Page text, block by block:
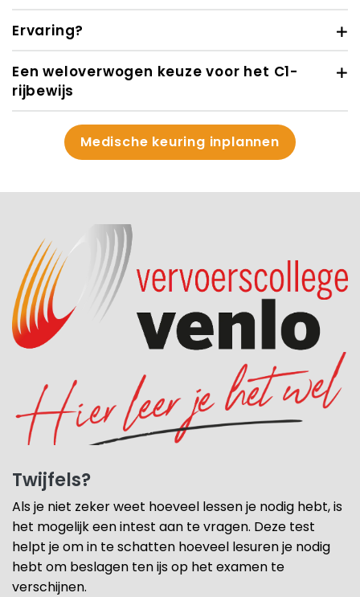
Ervaring?
Een weloverwogen keuze voor het C1-
rijbewijs
Medische keuring inplannen
Twijfels?
Als je niet zeker weet hoeveel lessen je nodig hebt, is
het mogelijk een intest aan te vragen. Deze test
helpt je om in te schatten hoeveel lesuren je nodig
hebt om beslagen ten ijs op het examen te
verschijnen.